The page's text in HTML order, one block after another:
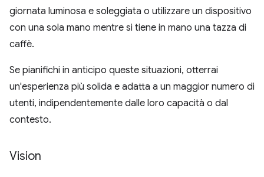
giornata luminosa e soleggiata o utilizzare un dispositivo
con una sola mano mentre si tiene in mano una tazza di
caffè.
Se pianifichi in anticipo queste situazioni, otterrai
un'esperienza più solida e adatta a un maggior numero di
utenti, indipendentemente dalle loro capacità o dal
contesto.
Vision